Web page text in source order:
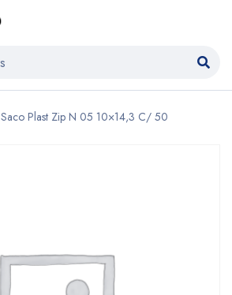
Saco Plast Zip N 05 10×14,3 C/ 50